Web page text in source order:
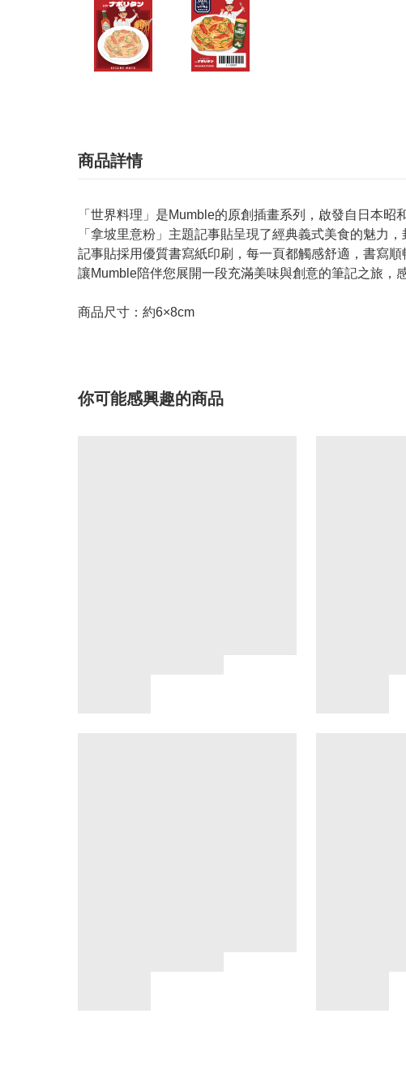
商品詳情
「世界料理」是Mumble的原創插畫系列，啟發自日本昭
「拿坡里意粉」主題記事貼呈現了經典義式美食的魅力
記事貼採用優質書寫紙印刷，每一頁都觸感舒適，書寫
讓Mumble陪伴您展開一段充滿美味與創意的筆記之旅，
商品尺寸：約6×8cm
你可能感興趣的商品